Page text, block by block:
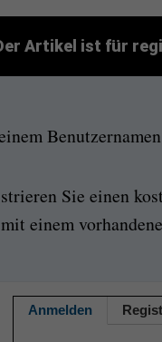
Artikel ist für
Sie einen
einem
Anmelden